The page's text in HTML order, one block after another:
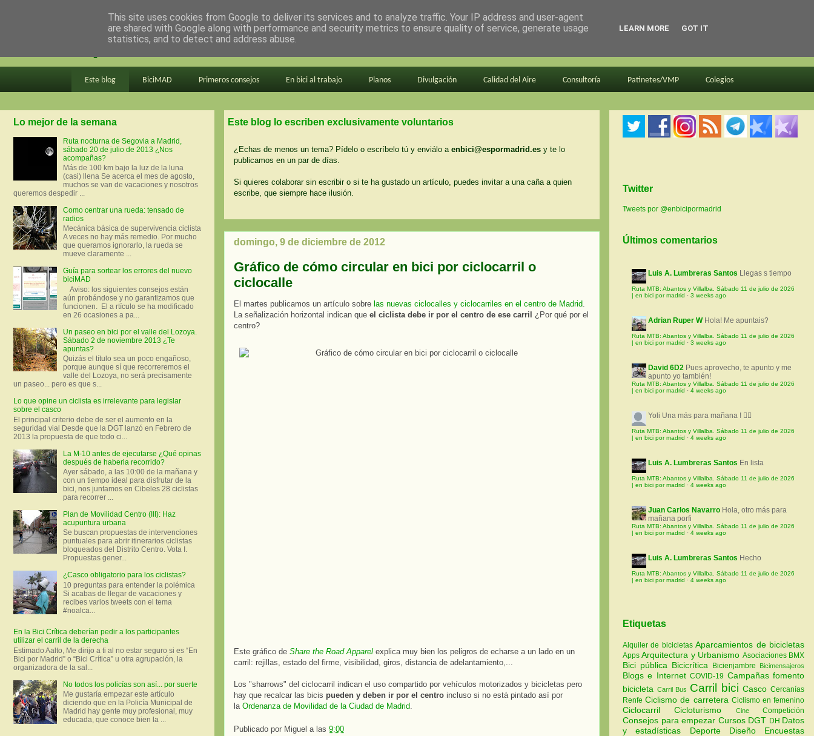
en bici por madrid
Este blog BiciMAD Primeros consejos En bici al trabajo Planos Divulgación Calidad del Aire Consultoría Patinetes/VMP Colegios
Este blog lo escriben exclusivamente voluntarios
¿Echas de menos un tema? Pídelo o escríbelo tú y enviálo a enbici@espormadrid.es y te lo
publicamos en un par de días.
Si quieres colaborar sin escribir o si te ha gustado un artículo, puedes invitar a una caña a quien
escribe, que siempre hace ilusión.
domingo, 9 de diciembre de 2012
Gráfico de cómo circular en bici por ciclocarril o
ciclocalle
El martes publicamos un artículo sobre las nuevas ciclocalles y ciclocarriles en el centro de Madrid
La señalización horizontal indican que el ciclista debe ir por el centro de ese carril ¿Por qué por el
centro?
Este gráfico de Share the Road Apparel explica muy bien los peligros de echarse a un lado en un
carril: rejillas, estado del firme, visibilidad, giros, distancia de adelantamiento,...
Los "sharrows" del ciclocarril indican el uso compartido por vehículos motorizados y bicicletas pero
hay que recalcar las bicis pueden y deben ir por el centro incluso si no está pintado así por
la Ordenanza de Movilidad de la Ciudad de Madrid
Publicado por Miguel a las 9:00
Lo mejor de la semana
Ruta nocturna de Segovia a Madrid,
sábado 20 de julio de 2013 ¿Nos
acompañas?
Más de 100 km bajo la luz de la luna
(casi) llena Se acerca el mes de agosto,
muchos se van de vacaciones y nosotros
queremos despedir ...
Como centrar una rueda: tensado de
radios
Mecánica básica de supervivencia ciclista
A veces no hay más remedio. Por mucho
que queramos ignorarlo, la rueda se
mueve claramente ...
Guía para sortear los errores del nuevo
biciMAD
Aviso: los siguientes consejos están
aún probándose y no garantizamos que
funcionen. El a rtículo se ha modificado
en 26 ocasiones a pa...
Un paseo en bici por el valle del Lozoya.
Sábado 2 de noviembre 2013 ¿Te
apuntas?
Quizás el título sea un poco engañoso,
porque aunque sí que recorreremos el
valle del Lozoya, no será precisamente
un paseo... pero es que s...
Lo que opine un ciclista es irrelevante para legislar
sobre el casco
El principal criterio debe de ser el aumento en la
seguridad vial Desde que la DGT lanzó en Febrero de
2013 la propuesta de que todo ci...
La M-10 antes de ejecutarse ¿Qué opinas
después de haberla recorrido?
Ayer sábado, a las 10:00 de la mañana y
con un tiempo ideal para disfrutar de la
bici, nos juntamos en Cibeles 28 ciclistas
para recorrer ...
Plan de Movilidad Centro (III): Haz
acupuntura urbana
Se buscan propuestas de intervenciones
puntuales para abrir itinerarios ciclistas
bloqueados del Distrito Centro. Vota I.
Propuestas gener...
¿Casco obligatorio para los ciclistas?
10 preguntas para entender la polémica
Si acabas de llegar de vacaciones y
recibes varios tweets con el tema
#noalca...
En la Bici Crítica deberían pedir a los participantes
utilizar el carril de la derecha
Estimado Aalto, Me dirijo a ti al no estar seguro si es “En
Bici por Madrid” o “Bici Crítica” u otra agrupación, la
organizadora de la sal...
No todos los policías son así... por suerte
Me gustaría empezar este artículo
diciendo que en la Policía Municipal de
Madrid hay gente muy profesional, muy
educada, que conoce bien la ...
Twitter
Tweets por @enbicipormadrid
Últimos comentarios
Luis A. Lumbreras Santos Llegas s tiempo
Ruta MTB: Abantos y Villalba. Sábado 11 de julio de 2026
| en bici por madrid · 3 weeks ago
Adrian Ruper W Hola! Me apuntais?
Ruta MTB: Abantos y Villalba. Sábado 11 de julio de 2026
| en bici por madrid · 3 weeks ago
David 6D2 Pues aprovecho, te apunto y me
apunto yo también!
Ruta MTB: Abantos y Villalba. Sábado 11 de julio de 2026
| en bici por madrid · 4 weeks ago
Yoli Una más para mañana ! 🚵‍♀️
Ruta MTB: Abantos y Villalba. Sábado 11 de julio de 2026
| en bici por madrid · 4 weeks ago
Luis A. Lumbreras Santos En lista
Ruta MTB: Abantos y Villalba. Sábado 11 de julio de 2026
| en bici por madrid · 4 weeks ago
Juan Carlos Navarro Hola, otro más para
mañana porfi
Ruta MTB: Abantos y Villalba. Sábado 11 de julio de 2026
| en bici por madrid · 4 weeks ago
Luis A. Lumbreras Santos Hecho
Ruta MTB: Abantos y Villalba. Sábado 11 de julio de 2026
| en bici por madrid · 4 weeks ago
Etiquetas
Alquiler de bicicletasAparcamientos de bicicletas
AppsArquitectura y Urbanismo Asociaciones BMX
Bici pública Bicicrítica Bicienjambre Bicimensajeros
Blogs e InternetCOVID-19 Campañas fomento
bicicleta Carril Bus Carril biciCascoCercanías
RenfeCiclismo de carretera Ciclismo en femenino
CiclocarrilCicloturismo CineCompetición
Consejos para empezar Cursos DGT DH Datos
y estadísticas Deporte Diseño Encuestas
This site uses cookies from Google to deliver its services and to analyze traffic. Your IP address and user-agent
are shared with Google along with performance and security metrics to ensure quality of service, generate usage
statistics, and to detect and address abuse.
LEARN MORE GOT IT